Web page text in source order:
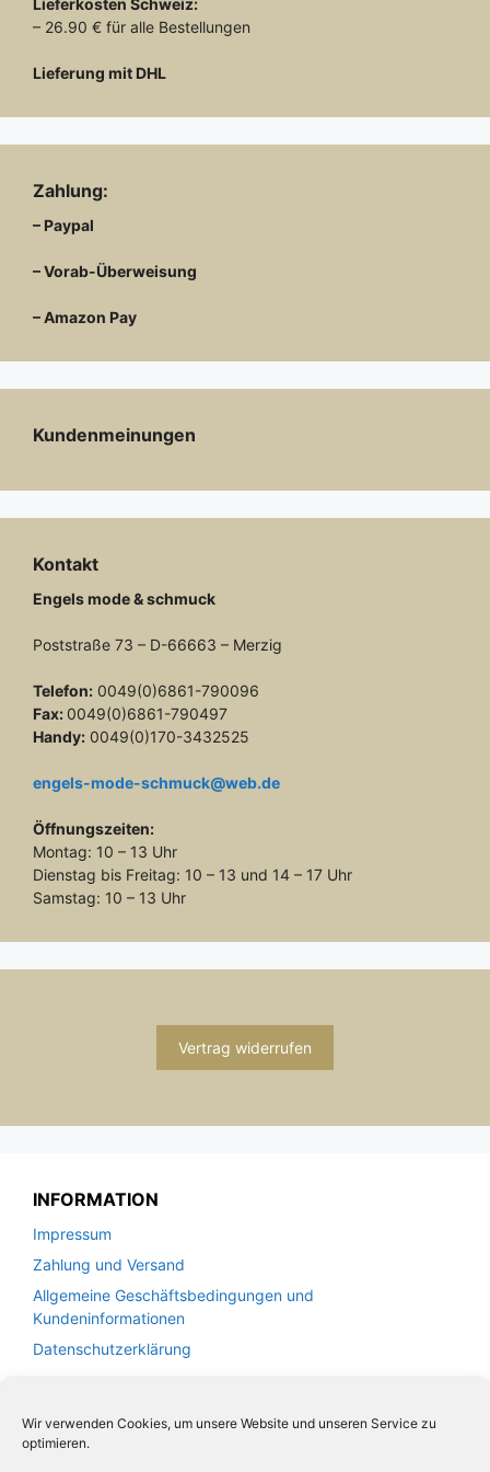
Wir verwenden Cookies, um unsere Website und unseren Service zu
optimieren.
– 26.90 € für alle Bestellungen
Lieferung mit DHL
Zahlung:
– Paypal
– Vorab-Überweisung
– Amazon Pay
Kundenmeinungen
Kontakt
Engels mode & schmuck
Poststraße 73 – D-66663 – Merzig
Telefon: 0049(0)6861-790096
Fax: 0049(0)6861-790497
Handy: 0049(0)170-3432525
engels-mode-schmuck@web.de
Öffnungszeiten:
Montag: 10 – 13 Uhr
Dienstag bis Freitag: 10 – 13 und 14 – 17 Uhr
Samstag: 10 – 13 Uhr
Vertrag widerrufen
INFORMATION
Impressum
Zahlung und Versand
Allgemeine Geschäftsbedingungen und
Kundeninformationen
Datenschutzerklärung
KUNDENSERVICE
Kontakt